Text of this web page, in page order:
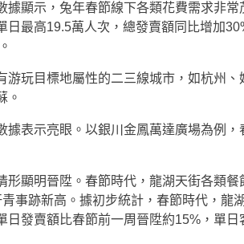
據顯示，兔年春節線下各類花費需求非
最高19.5萬人次，總發賣額同比增加
游玩目標地屬性的二三線城市，如杭州
。
據表示亮眼。以銀川金鳳萬達廣場為例，
形顯明晉陞。春節時代，龍湖天街各類
事跡新高。據初步統計，春節時代，龍
發賣額比春節前一周晉陞約15%，單日